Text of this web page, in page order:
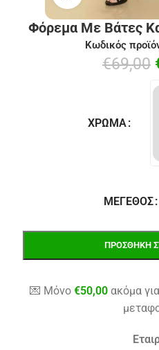
Φόρεμα Με Βάτες
Κωδικός
€69,00
ΧΡΏΜΑ
ΜΈΓΕΘΟΣ
ΠΡΟΣΘΉΚΗ
💌 Μόνο€50,00 ακόμα